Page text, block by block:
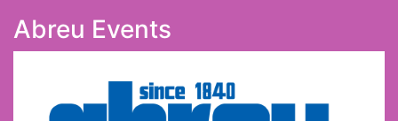
Abreu Events